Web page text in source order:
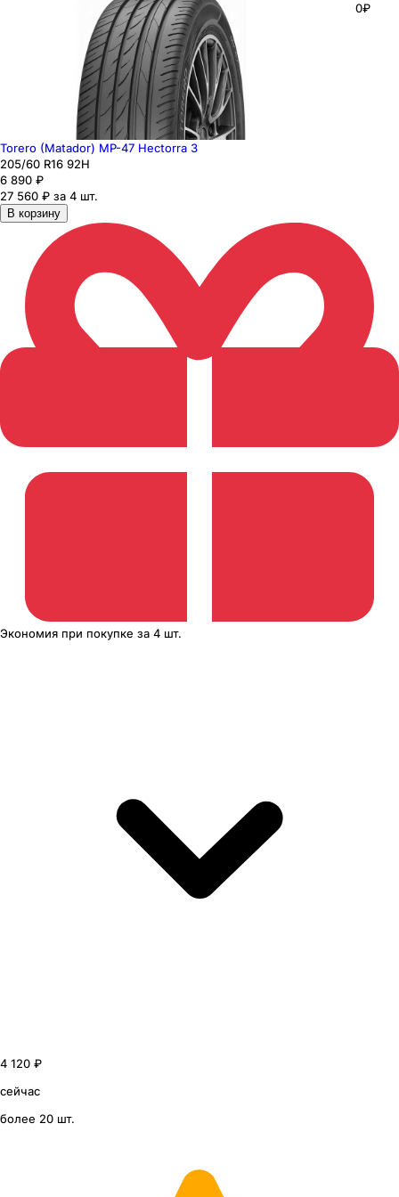
0₽
Torero (Matador) MP-47 Hectorra 3
205/60 R16 92H
6 890 ₽
27 560 ₽ за 4 шт.
В корзину
Экономия при покупке за 4 шт.
4 120 ₽
сейчас
более 20 шт.